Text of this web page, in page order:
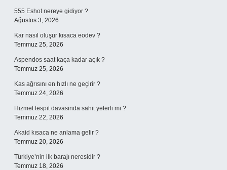
555 Eshot nereye gidiyor ?
Ağustos 3, 2026
Kar nasıl oluşur kısaca eodev ?
Temmuz 25, 2026
Aspendos saat kaça kadar açık ?
Temmuz 25, 2026
Kas ağrısını en hızlı ne geçirir ?
Temmuz 24, 2026
Hizmet tespit davasinda sahit yeterli mi ?
Temmuz 22, 2026
Akaid kısaca ne anlama gelir ?
Temmuz 20, 2026
Türkiye’nin ilk barajı neresidir ?
Temmuz 18, 2026